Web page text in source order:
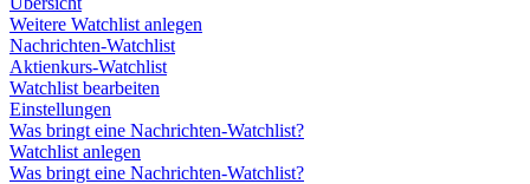
Weitere Watchlist anlegen
Nachrichten-Watchlist
Aktienkurs-Watchlist
Watchlist bearbeiten
Einstellungen
Was bringt eine Nachrichten-Watchlist?
Watchlist anlegen
Was bringt eine Nachrichten-Watchlist?